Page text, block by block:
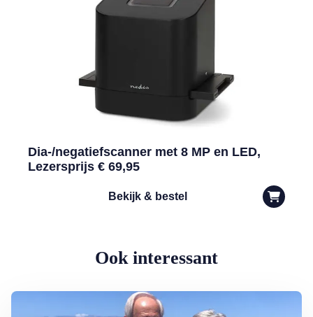
Dia-/negatiefscanner met 8 MP en LED,
Lezersprijs € 69,95
Bekijk & bestel
Ook interessant
Lees meer over Zó vieren Arthur en Mary vakantie: ‘Zo leer je een